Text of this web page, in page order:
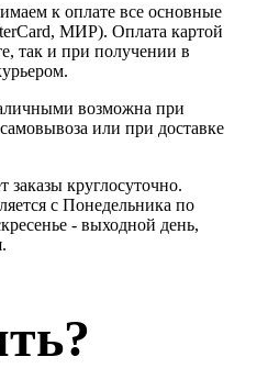
к оплате все основные
МИР). Оплата картой
так и при получении в
возможна при
или при доставке
заказы круглосуточно.
с Понедельника по
- выходной день,